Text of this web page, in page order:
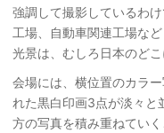
強調して撮影しているわ
工場、自動車関連工場な
光景は、むしろ日本のど
会場には、横位置のカラ
れた黒白印画3点が淡々と
方の写真を積み重ねてい